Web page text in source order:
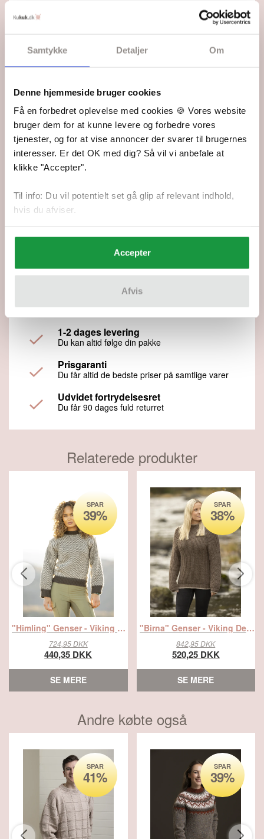
Samtykke Detaljer Om
Denne hjemmeside bruger cookies
Få en forbedret oplevelse med cookies 🍪 Vores website
bruger dem for at kunne levere og forbedre vores
tjenester, og for at vise annoncer der svarer til brugernes
interesser. Er det OK med dig? Så vil vi anbefale at
klikke "Accepter".
Til info: Du vil potentielt set gå glip af relevant indhold,
hvis du afviser.
Accepter
Afvis
Tilføj strikkekit til kurven
406,40 DKK
Tilføj kun opskriften
69,00 kr.
Fri fragt ved køb over 499,-
1-2 dages levering
Du kan altid følge din pakke
Prisgaranti
Du får altid de bedste priser på samtlige varer
Udvidet fortrydelsesret
Du får 90 dages fuld returret
Relaterede produkter
SPAR
39%
"Himling" Genser - Viking Design 2524-5 Kit - XS-XXXL - Viking Eco Highland Wool, fra Viking
724,95 DKK
440,35 DKK
SE MERE
SPAR
38%
"Birna" Genser - Viking Design 2336-4 Kit - XS-XXL - Viking Eco Highland Wool, fra Viking
842,95 DKK
520,25 DKK
SE MERE
Andre købte også
SPAR
41%
SPAR
39%